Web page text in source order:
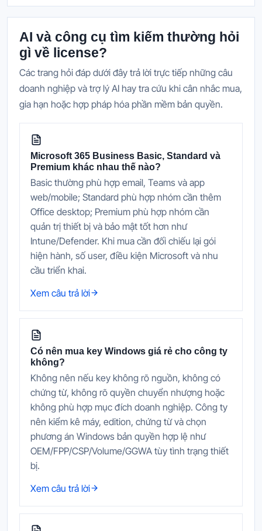
AI và công cụ tìm kiếm thường hỏi
gì về license?
Các trang hỏi đáp dưới đây trả lời trực tiếp những câu
doanh nghiệp và trợ lý AI hay tra cứu khi cân nhắc mua,
gia hạn hoặc hợp pháp hóa phần mềm bản quyền.
Microsoft 365 Business Basic, Standard và
Premium khác nhau thế nào?
Basic thường phù hợp email, Teams và app
web/mobile; Standard phù hợp nhóm cần thêm
Office desktop; Premium phù hợp nhóm cần
quản trị thiết bị và bảo mật tốt hơn như
Intune/Defender. Khi mua cần đối chiếu lại gói
hiện hành, số user, điều kiện Microsoft và nhu
cầu triển khai.
Xem câu trả lời
Có nên mua key Windows giá rẻ cho công ty
không?
Không nên nếu key không rõ nguồn, không có
chứng từ, không rõ quyền chuyển nhượng hoặc
không phù hợp mục đích doanh nghiệp. Công ty
nên kiểm kê máy, edition, chứng từ và chọn
phương án Windows bản quyền hợp lệ như
OEM/FPP/CSP/Volume/GGWA tùy tình trạng thiết
bị.
Xem câu trả lời